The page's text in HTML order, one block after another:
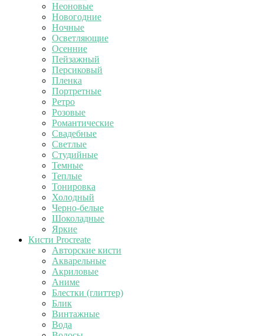
Неоновые
Новогодние
Ночные
Осветляющие
Осенние
Пейзажный
Персиковый
Пленка
Портретные
Ретро
Розовые
Романтические
Свадебные
Светлые
Студийные
Темные
Теплые
Тонировка
Холодный
Черно-белые
Шоколадные
Яркие
Кисти Procreate
Авторские кисти
Акварельные
Акриловые
Аниме
Блестки (глиттер)
Блик
Винтажные
Вода